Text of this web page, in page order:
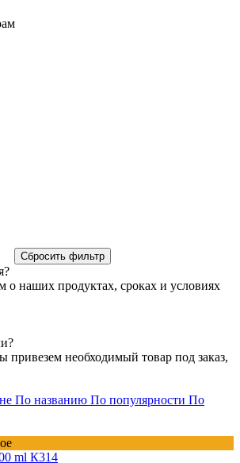
о наших продуктах, сроках и условиях
привезем необходимый товар под заказ,
По названию По популярности По